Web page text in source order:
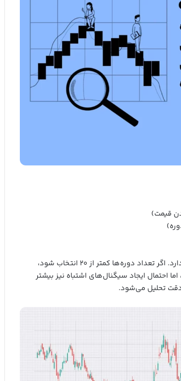
قیمت)
تعداد دوره‌ها تأثیر زیادی در دقت سیگنال‌های CCI دارد. اگر تعداد دوره‌ها کمتر از ۲۰ انتخاب شود،
ایجاد سیگنال‌های اشتباه نیز بیشتر
دقت تحلیل می‌شود.